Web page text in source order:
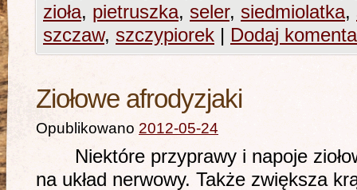
zioła, pietruszka, seler, siedmiolatka,
szczaw, szczypiorek | Dodaj
Ziołowe afrodyzjaki
Opublikowano 2012-05-24
Niektóre przyprawy i napoje
na układ nerwowy. Także zwiększa